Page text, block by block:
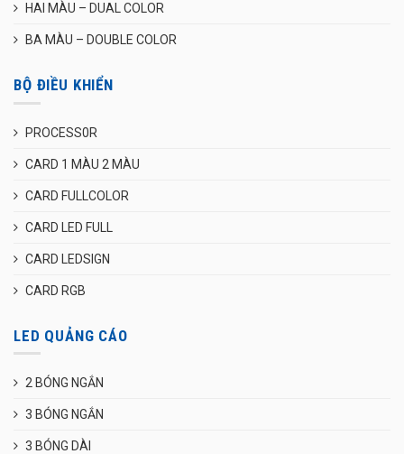
HAI MÀU – DUAL COLOR
BA MÀU – DOUBLE COLOR
BỘ ĐIỀU KHIỂN
PROCESS0R
CARD 1 MÀU 2 MÀU
CARD FULLCOLOR
CARD LED FULL
CARD LEDSIGN
CARD RGB
LED QUẢNG CÁO
2 BÓNG NGẮN
3 BÓNG NGẮN
3 BÓNG DÀI